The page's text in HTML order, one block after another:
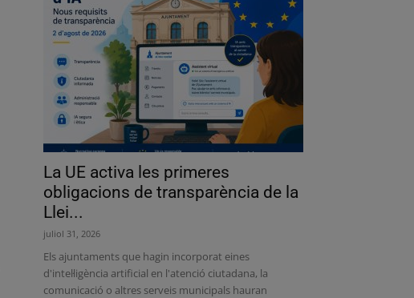
La UE activa les primeres
obligacions de transparència de la
Llei...
juliol 31, 2026
Els ajuntaments que hagin incorporat eines
d'intel·ligència artificial en l'atenció ciutadana, la
comunicació o altres serveis municipals hauran